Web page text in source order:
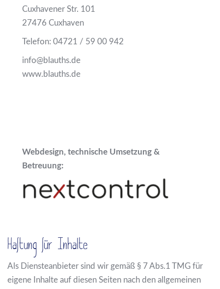
Cuxhavener Str. 101
27476 Cuxhaven
Telefon: 04721 / 59 00 942
info@blauths.de
www.blauths.de
Webdesign, technische Umsetzung &
Betreuung:
Haftung für Inhalte
Als Diensteanbieter sind wir gemäß § 7 Abs.1 TMG für
eigene Inhalte auf diesen Seiten nach den allgemeinen